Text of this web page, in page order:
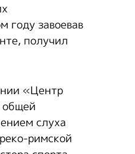
году завоевав
получил
«Центр
общей
слуха
римской